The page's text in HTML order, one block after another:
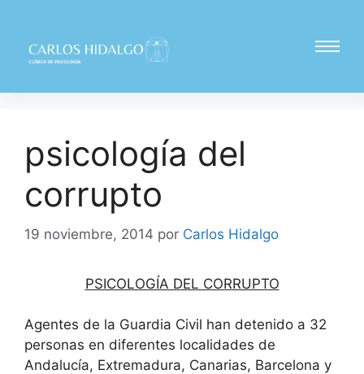
psicología del
corrupto
19 noviembre, 2014 por Carlos Hidalgo
PSICOLOGÍA DEL CORRUPTO
Agentes de la Guardia Civil han detenido a 32
personas en diferentes localidades de
Andalucía, Extremadura, Canarias, Barcelona y